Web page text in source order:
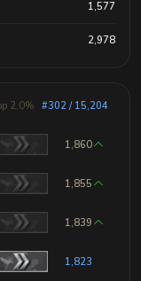
1,577
2,978
2.0% #302 / 15,204
1,860
1,855
1,839
1,823